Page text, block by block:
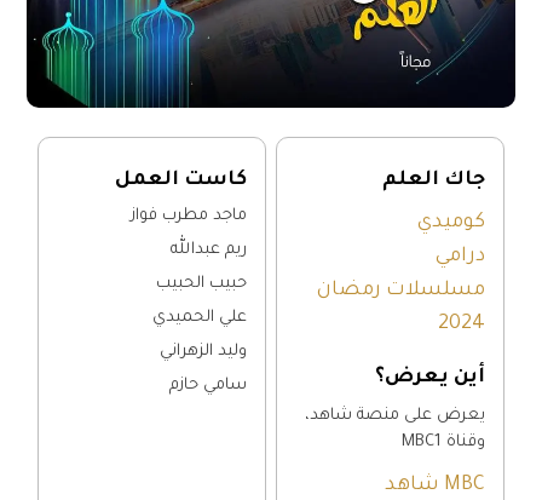
جاك العلم
كوميدي
درامي
مسلسلات رمضان
2024
أين يعرض؟
يعرض على منصة شاهد،
وقناة MBC1
MBC شاهد
كاست العمل
ماجد مطرب فواز
ريم عبدالله
حبيب الحبيب
علي الحميدي
وليد الزهراني
سامي حازم